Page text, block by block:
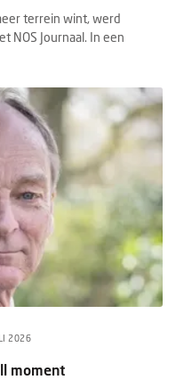
terrein wint, werd
NOS Journaal. In een
2026
moment